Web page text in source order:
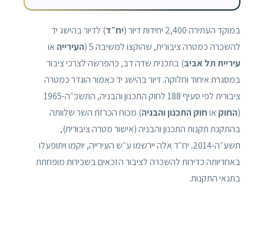
במוקד העתירה 2,400 יחידות דיור ( יח״ד) לדיור בהישג יד
להשכרה כמטרה ציבורית, שהוקצו למשיבה 5 (
העירייה או
עיריית תל אביב) בתכנית שדה דב, כהפרשה לצרכי ציבור
במסגרת איחוד וחלוקה. דיור בהישג יד כאמור הוגדר כמטרה
ציבורית לפי סעיף 188 לחוק התכנון והבניה, התשכ״ה-1965
(החוק אוחוק התכנון והבניה) מכוח הכרזת השר שלוותה
בהתקנת תקנות התכנון והבניה (אישור מטרה ציבורית),
תשע״ה-2014. יח״ד אלה יירשמו ע״ש העירייה, יוקמו ויתופעלו
באחריותה כדירות להשכרה לציבור הזכאים בשכירות מופחתת
בתנאי התקנות.